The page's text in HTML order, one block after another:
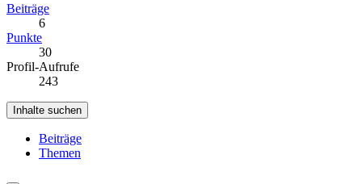
Beiträge
6
Punkte
30
Profil-Aufrufe
243
Inhalte suchen
Beiträge
Themen